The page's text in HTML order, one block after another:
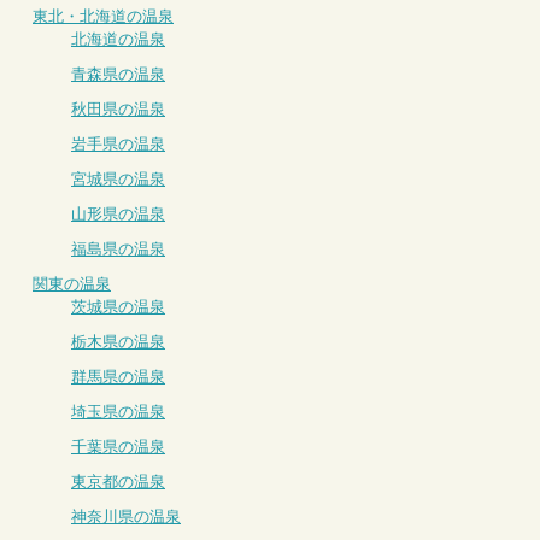
東北・北海道の温泉
北海道の温泉
青森県の温泉
秋田県の温泉
岩手県の温泉
宮城県の温泉
山形県の温泉
福島県の温泉
関東の温泉
茨城県の温泉
栃木県の温泉
群馬県の温泉
埼玉県の温泉
千葉県の温泉
東京都の温泉
神奈川県の温泉